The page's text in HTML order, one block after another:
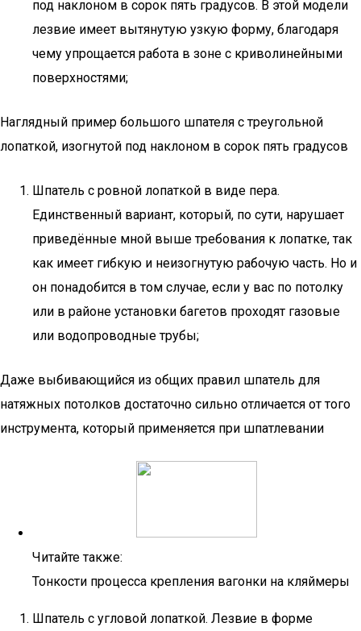
под наклоном в сорок пять градусов. В этой модели
лезвие имеет вытянутую узкую форму, благодаря
чему упрощается работа в зоне с криволинейными
поверхностями;
Наглядный пример большого шпателя с треугольной
лопаткой, изогнутой под наклоном в сорок пять градусов
Шпатель с ровной лопаткой в виде пера.
Единственный вариант, который, по сути, нарушает
приведённые мной выше требования к лопатке, так
как имеет гибкую и неизогнутую рабочую часть. Но и
он понадобится в том случае, если у вас по потолку
или в районе установки багетов проходят газовые
или водопроводные трубы;
Даже выбивающийся из общих правил шпатель для
натяжных потолков достаточно сильно отличается от того
инструмента, который применяется при шпатлевании
Читайте также:
Тонкости процесса крепления вагонки на кляймеры
Шпатель с угловой лопаткой. Лезвие в форме